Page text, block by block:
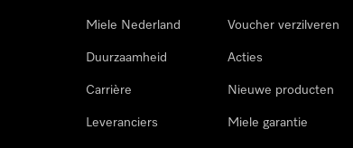
Miele Nederland
Duurzaamheid
Carrière
Leveranciers
Voucher verzilveren
Acties
Nieuwe producten
Miele garantie